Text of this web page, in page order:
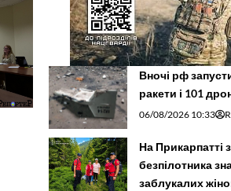
Вночі рф
ракети і 101
06/08/2026 10:33
На Прикарпатті
безпілотника
заблукалих